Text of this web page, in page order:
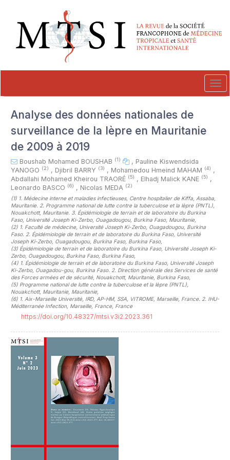
##plugins.themes.novelty.accessible_menu.main_navigation##
##plugins.themes.novelty.accessible_menu.main_content##
##plugins.themes.novelty.accessible_menu.sidebar##
Analyse des données nationales de
surveillance de la lèpre en Mauritanie
de 2009 à 2019
Boushab Mohamed BOUSHAB (1) , Pauline Kiswendsida
YANOGO (2) , Djibril BARRY (3) , Mohamedou Hmeind MAHAM (4) ,
Abdallahi Mohamed Kheirou TRAORÉ (5) , Elhadj Malick KANE (5) ,
Leonardo BASCO (6) , Nicolas MEDA (2)
(1) 1. Médecine interne et maladies infectieuses, Centre hospitalier de Kiffa, Assaba,
Mauritanie. 2. Programme national de lutte contre la tuberculose et la lèpre (PNTL),
Nouakchott, Mauritanie. 3. Épidémiologie de terrain et de laboratoire du Burkina
Faso, Université Joseph Ki-Zerbo, Ouagadougou, Burkina Faso, Mauritanie,
(2) 1. Faculté de médecine, Université Joseph Ki-Zerbo, Ouagadougou, Burkina
Faso. 2. Épidémiologie de terrain et de laboratoire du Burkina Faso, Université
Joseph Ki-Zerbo, Ouagadougou, Burkina Faso, Burkina Faso,
(3) Épidémiologie de terrain et de laboratoire du Burkina Faso, Université Joseph Ki-
Zerbo, Ouagadougou, Burkina Faso, Burkina Faso,
(4) 1. Épidémiologie de terrain et de laboratoire du Burkina Faso, Université Joseph
Ki-Zerbo, Ouagadou-gou, Burkina Faso. 2. Direction générale des Services de santé
des Forces armées et de sécurité, Nouakchott, Mauritanie, Burkina Faso,
(5) Programme national de lutte contre la tuberculose et la lèpre (PNTL),
Nouakchott, Mauritanie, Mauritanie,
(6) 1. Aix-Marseille Université, IRD, AP-HM, SSA, VITROME, Marseille, France. 2. IHU-
Méditerranée Infection, Marseille, France, France
https://doi.org/10.48327/mtsi.v3i2.2023.361